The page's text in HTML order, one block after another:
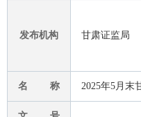
发布机构 甘肃证监局
名 称 2025年5月末